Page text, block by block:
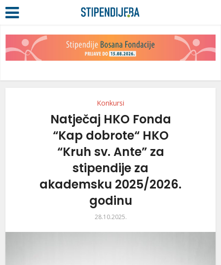
Konkursi
Natječaj HKO Fonda
“Kap dobrote“ HKO
“Kruh sv. Ante” za
stipendije za
akademsku 2025/2026.
godinu
28.10.2025.